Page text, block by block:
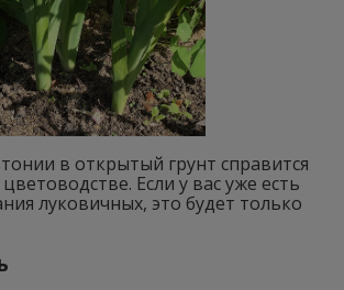
в открытый грунт справится
Если у вас уже есть
луковичных, это будет только